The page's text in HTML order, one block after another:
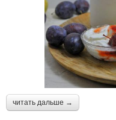
читать дальше →